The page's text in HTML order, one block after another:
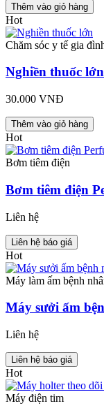
Thêm vào giỏ hàng
Hot
Chăm sóc y tế gia
Nghiền thuốc lớn
30.000 VNĐ
Thêm vào giỏ hàng
Hot
Bơm tiêm điện
Bơm tiêm điện
Liên hệ
Liên hệ báo giá
Hot
Máy làm ấm bệnh
Máy sưởi ấm
Liên hệ
Liên hệ báo giá
Hot
Máy điện tim